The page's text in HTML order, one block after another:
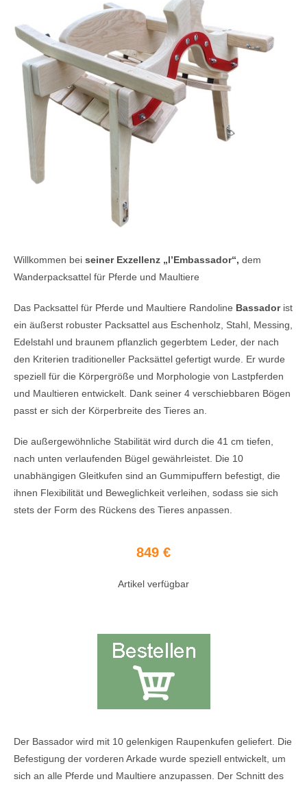
Willkommen bei seiner Exzellenz „l’Embassador“, dem
Wanderpacksattel für Pferde und Maultiere
Das Packsattel für Pferde und Maultiere Randoline Bassadorist
ein äußerst robuster Packsattel aus Eschenholz, Stahl, Messing,
Edelstahl und braunem pflanzlich gegerbtem Leder, der nach
den Kriterien traditioneller Packsättel gefertigt wurde. Er wurde
speziell für die Körpergröße und Morphologie von Lastpferden
und Maultieren entwickelt. Dank seiner 4 verschiebbaren Bögen
passt er sich der Körperbreite des Tieres an.
Die außergewöhnliche Stabilität wird durch die 41 cm tiefen,
nach unten verlaufenden Bügel gewährleistet. Die 10
unabhängigen Gleitkufen sind an Gummipuffern befestigt, die
ihnen Flexibilität und Beweglichkeit verleihen, sodass sie sich
stets der Form des Rückens des Tieres anpassen.
849 €
Artikel verfügbar
Der Bassador wird mit 10 gelenkigen Raupenkufen geliefert. Die
Befestigung der vorderen Arkade wurde speziell entwickelt, um
sich an alle Pferde und Maultiere anzupassen. Der Schnitt des